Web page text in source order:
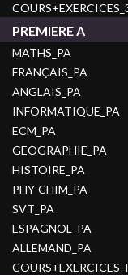
PREMIERE A
MATHS_PA
FRANÇAIS_PA
ANGLAIS_PA
INFORMATIQUE_PA
ECM_PA
GEOGRAPHIE_PA
HISTOIRE_PA
PHY-CHIM_PA
SVT_PA
ESPAGNOL_PA
ALLEMAND_PA